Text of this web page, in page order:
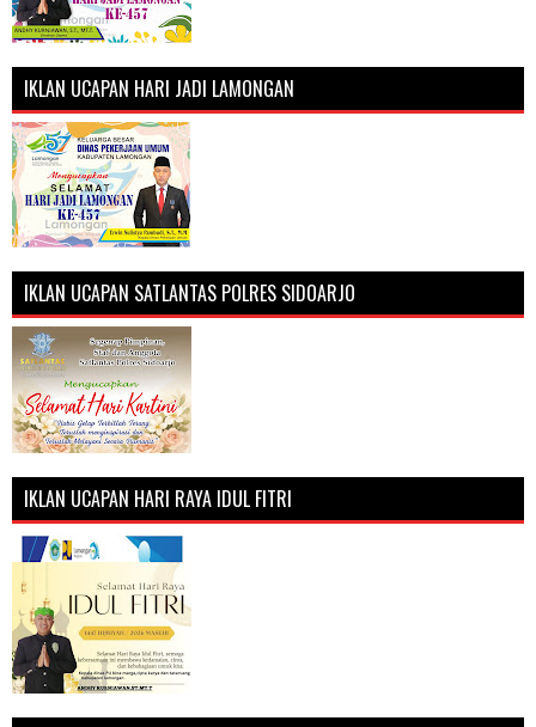
IKLAN UCAPAN HARI JADI LAMONGAN
IKLAN UCAPAN SATLANTAS POLRES SIDOARJO
IKLAN UCAPAN HARI RAYA IDUL FITRI